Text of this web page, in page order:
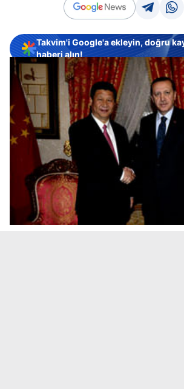
Takvim'i Google'a ekleyin, doğru
haberi alın!